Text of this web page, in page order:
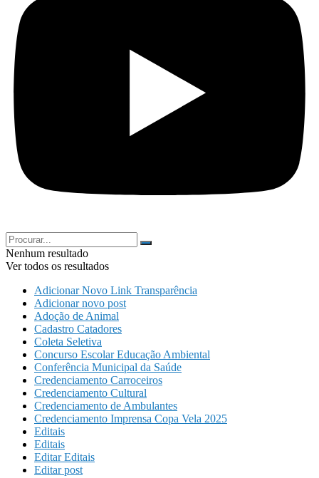
Nenhum resultado
Ver todos os resultados
Adicionar Novo Link Transparência
Adicionar novo post
Adoção de Animal
Cadastro Catadores
Coleta Seletiva
Concurso Escolar Educação Ambiental
Conferência Municipal da Saúde
Credenciamento Carroceiros
Credenciamento Cultural
Credenciamento de Ambulantes
Credenciamento Imprensa Copa Vela 2025
Editais
Editais
Editar Editais
Editar post